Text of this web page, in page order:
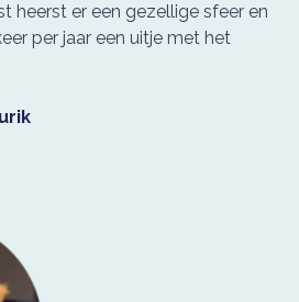
heerst er een gezellige sfeer en
per jaar een uitje met het